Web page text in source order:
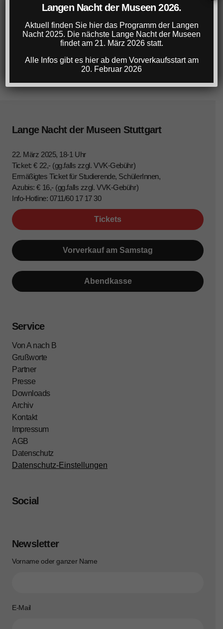
Lange Nacht der Museen Stuttgart
22. März 2025, 18-1 Uhr
Ticket: € 22,- (gg.falls zzgl. VVK-Gebühr)
Ermäßigtes Ticket für Studierende, SchülerInnen,
Azubis: € 16,- (gg.falls zzgl. VVK-Gebühr)
Info-Hotline: 0711/60 17 17 30
Tickets
Vorverkauf am Samstag
Abendkasse
Service
Von A nach B
Grußworte
Partner
Presse
Downloads
Archiv
Kontakt
Impressum
AGB
Datenschutz
Datenschutz-Einstellungen
Social
Newsletter
Vorname oder ganzer Name
E-Mail
Langen Nacht der Museen 2026.
Aktuell finden Sie hier das Programm der Langen
Nacht 2025. Die nächste Lange Nacht der Museen
findet am 21. März 2026 statt.
Alle Infos gibt es hier ab dem Vorverkaufsstart am
20. Februar 2026